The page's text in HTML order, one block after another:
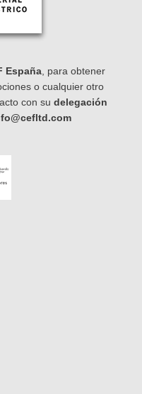
España , para obtener
o cualquier otro
con su delegación